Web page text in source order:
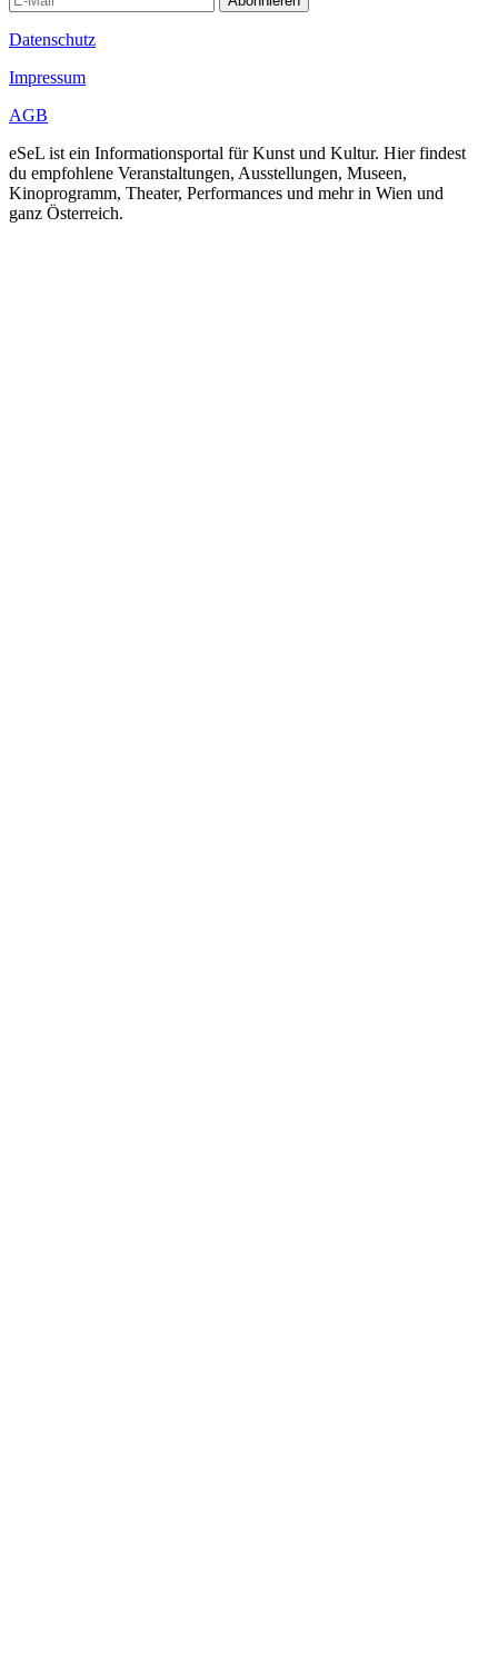
Datenschutz
Impressum
AGB
eSeL ist ein Informationsportal für Kunst und Kultur. Hier findest
du empfohlene Veranstaltungen, Ausstellungen, Museen,
Kinoprogramm, Theater, Performances und mehr in Wien und
ganz Österreich.